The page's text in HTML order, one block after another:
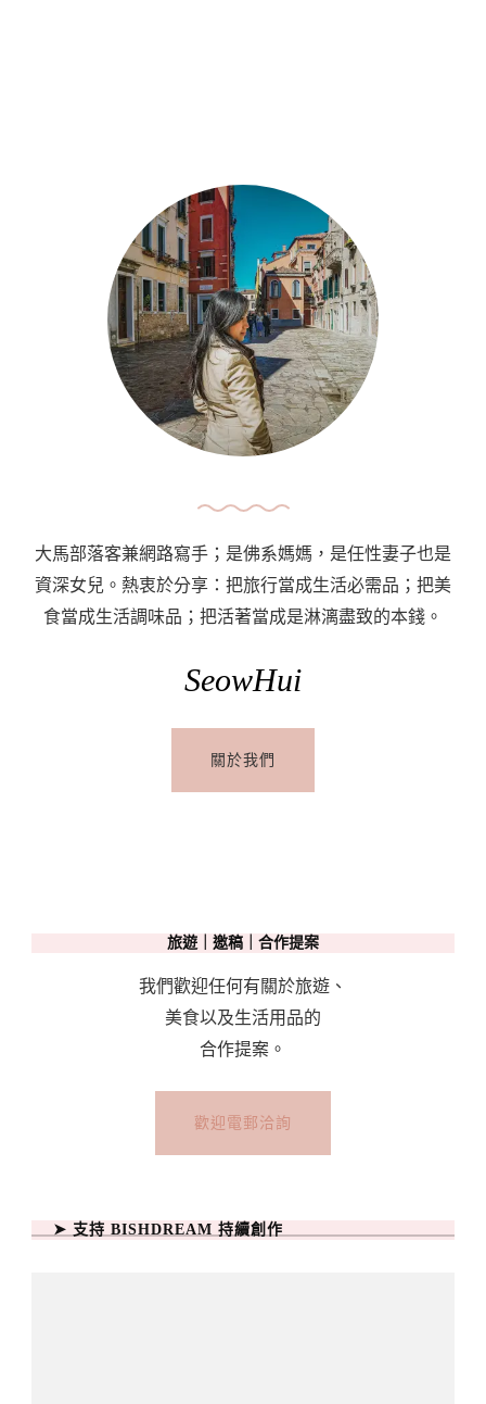
大馬部落客兼網路寫手；是佛系媽媽，是任性妻子也是
資深女兒。熱衷於分享：把旅行當成生活必需品；把美
食當成生活調味品；把活著當成是淋漓盡致的本錢。
SeowHui
關於我們
旅遊｜邀稿｜合作提案
我們歡迎任何有關於旅遊、
美食以及生活用品的
合作提案。
歡迎電郵洽詢
➤ 支持 BISHDREAM 持續創作